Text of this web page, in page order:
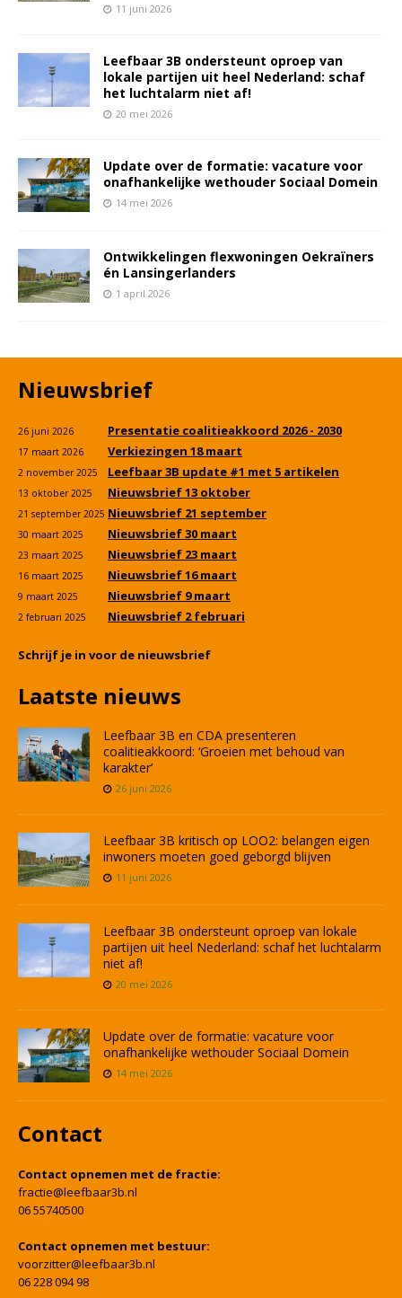
11 juni 2026
Leefbaar 3B ondersteunt oproep van
lokale partijen uit heel Nederland: schaf
het luchtalarm niet af!
20 mei 2026
Update over de formatie: vacature voor
onafhankelijke wethouder Sociaal Domein
14 mei 2026
Ontwikkelingen flexwoningen Oekraïners
én Lansingerlanders
1 april 2026
Nieuwsbrief
26 juni 2026 Presentatie coalitieakkoord 2026 - 2030
17 maart 2026 Verkiezingen 18 maart
2 november 2025 Leefbaar 3B update #1 met 5 artikelen
13 oktober 2025 Nieuwsbrief 13 oktober
21 september 2025 Nieuwsbrief 21 september
30 maart 2025 Nieuwsbrief 30 maart
23 maart 2025 Nieuwsbrief 23 maart
16 maart 2025 Nieuwsbrief 16 maart
9 maart 2025 Nieuwsbrief 9 maart
2 februari 2025 Nieuwsbrief 2 februari
Schrijf je in voor de nieuwsbrief
Laatste nieuws
Leefbaar 3B en CDA presenteren
coalitieakkoord: ‘Groeien met behoud van
karakter’
26 juni 2026
Leefbaar 3B kritisch op LOO2: belangen eigen
inwoners moeten goed geborgd blijven
11 juni 2026
Leefbaar 3B ondersteunt oproep van lokale
partijen uit heel Nederland: schaf het luchtalarm
niet af!
20 mei 2026
Update over de formatie: vacature voor
onafhankelijke wethouder Sociaal Domein
14 mei 2026
Contact
Contact opnemen met de fractie:
fractie@leefbaar3b.nl
06 55740500
Contact opnemen met bestuur:
voorzitter@leefbaar3b.nl
06 228 094 98